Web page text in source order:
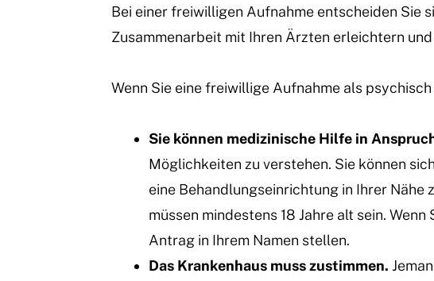
Bei einer freiwilligen Aufnahme entscheiden Sie
Zusammenarbeit mit Ihren Ärzten erleichtern
Wenn Sie eine freiwillige Aufnahme als
Sie können medizinische Hilfe in
Möglichkeiten zu verstehen. Sie können
eine Behandlungseinrichtung in Ihrer Nähe
müssen mindestens 18 Jahre alt sein.
Antrag in Ihrem Namen stellen.
Das Krankenhaus muss zustimmen.